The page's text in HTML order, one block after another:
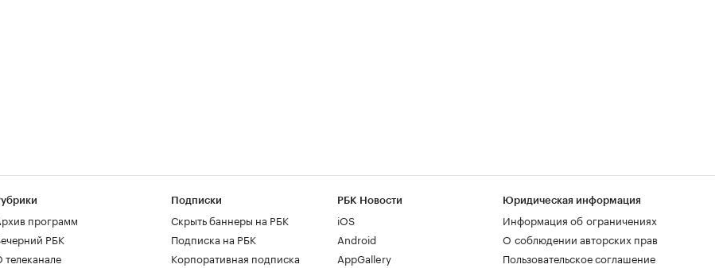
программ
РБК
телеканале
Подписки
Скрыть баннеры на РБК
Подписка на РБК
Корпоративная подписка
РБК Новости
iOS
Android
AppGallery
Юридическая информация
Информация об ограничениях
О соблюдении авторских прав
Пользовательское соглашение